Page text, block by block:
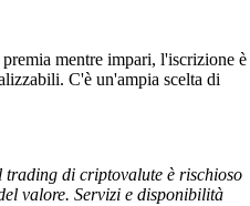
mentre impari, l'iscrizione è
C'è un'ampia scelta di
trading di criptovalute è rischioso
valore. Servizi e disponibilità